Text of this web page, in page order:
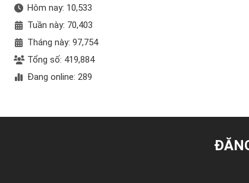
Hôm nay: 10,533
Tuần này: 70,403
Tháng này: 97,754
Tổng số: 419,884
Đang online: 289